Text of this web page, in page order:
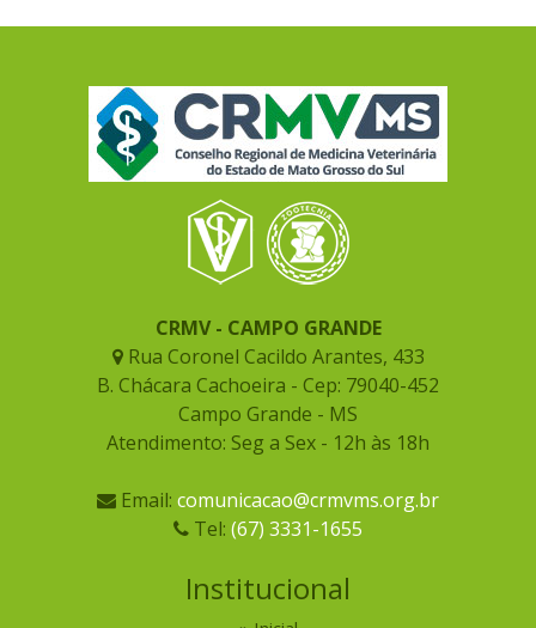
CRMV - CAMPO GRANDE
Rua Coronel Cacildo Arantes, 433
B. Chácara Cachoeira - Cep: 79040-452
Campo Grande - MS
Atendimento: Seg a Sex - 12h às 18h
Email: comunicacao@crmvms.org.br
Tel: (67) 3331-1655
Institucional